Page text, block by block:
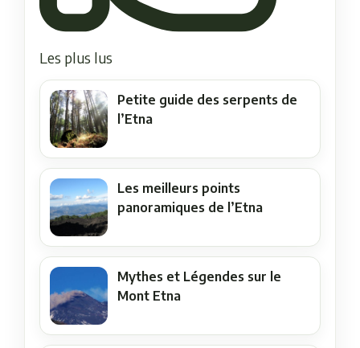
Les plus lus
Petite guide des serpents de
l’Etna
Les meilleurs points
panoramiques de l’Etna
Mythes et Légendes sur le
Mont Etna